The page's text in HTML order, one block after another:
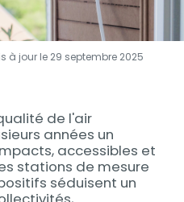
à jour le 29 septembre 2025
de l'air
années un
accessibles et
stations de mesure
séduisent un